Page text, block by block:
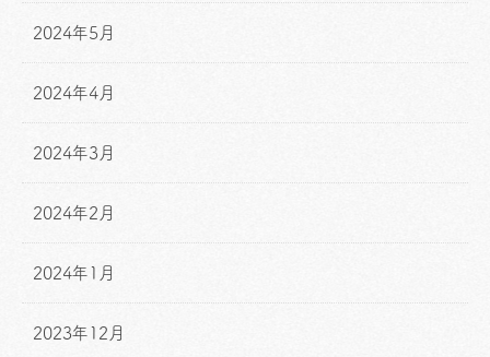
2024年5月
2024年4月
2024年3月
2024年2月
2024年1月
2023年12月